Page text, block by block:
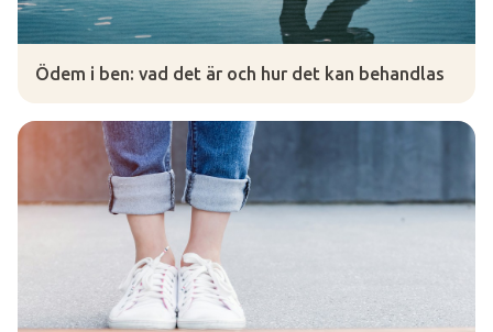
Ödem i ben: vad det är och hur det kan behandlas